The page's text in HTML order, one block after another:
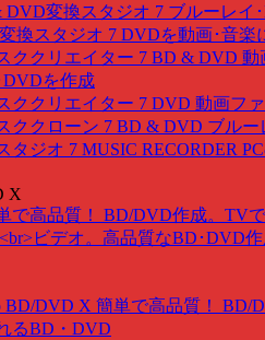
DVD変換スタジオ 7 ブルーレイ
換スタジオ 7 DVDを動画･音楽
ククリエイター 7 BD & DVD 動
DVDを作成
ククリエイター 7 DVD 動画フ
ククローン 7 BD & DVD ブルー
タジオ 7 MUSIC RECORDER
X
BD/DVD X 簡単で高品質！ BD/
るBD・DVD